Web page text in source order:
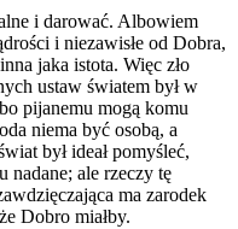
i darować. Albowiem
i niezawisłe od Dobra,
jaka istota. Więc zło
ustaw światem był w
pijanemu mogą komu
niema być osobą, a
był ideał pomyśleć,
nadane; ale rzeczy tę
ma zarodek
Dobro miałby.